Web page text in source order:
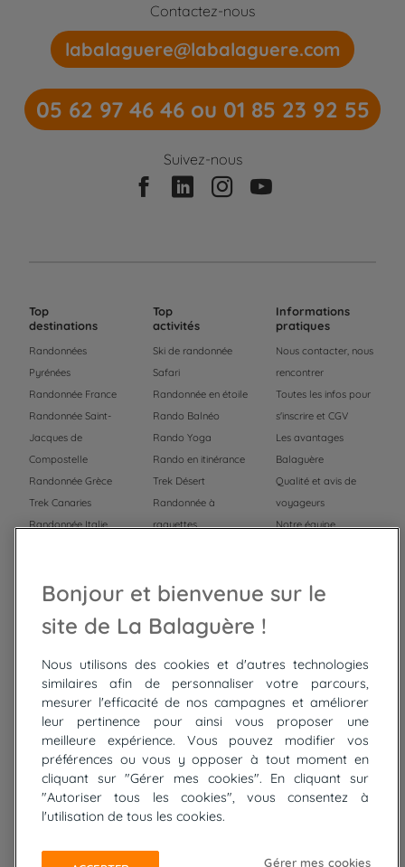
Contactez-nous
labalaguere@labalaguere.com
05 62 97 46 46 ou 01 85 23 92 55
Suivez-nous
Top
destinations
Randonnées
Pyrénées
Randonnée France
Randonnée Saint-
Jacques de
Compostelle
Randonnée Grèce
Trek Canaries
Randonnée Italie
Trek Mauritanie
Top
activités
Ski de randonnée
Safari
Randonnée en étoile
Rando Balnéo
Rando Yoga
Rando en itinérance
Trek Désert
Randonnée à
raquettes
Trek
Informations
pratiques
Nous contacter, nous
rencontrer
Toutes les infos pour
s'inscrire et CGV
Les avantages
Balaguère
Qualité et avis de
voyageurs
Notre équipe
Top
circuits
Tour du lac de Constance à vélo
Cyclades : Amorgos et Naxos
Randonnée aux Bardenas Reales
De Collioure à Cadaquès à pied
Découverte des trésors de Madère
Rando Réunion en douceur
Trek sur Tenerife
Bonjour et bienvenue sur le
site de La Balaguère !
Nous utilisons des cookies et d'autres technologies
similaires afin de personnaliser votre parcours,
mesurer l'efficacité de nos campagnes et améliorer
leur pertinence pour ainsi vous proposer une
meilleure expérience. Vous pouvez modifier vos
préférences ou vous y opposer à tout moment en
cliquant sur "Gérer mes cookies". En cliquant sur
"Autoriser tous les cookies", vous consentez à
l'utilisation de tous les cookies.
Gérer mes cookies